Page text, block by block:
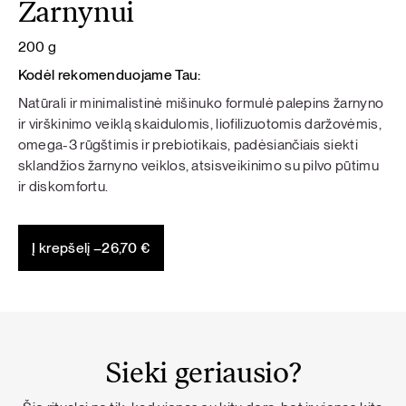
Žarnynui
200 g
Kodėl rekomenduojame Tau:
Natūrali ir minimalistinė mišinuko formulė palepins žarnyno
ir virškinimo veiklą skaidulomis, liofilizuotomis daržovėmis,
omega-3 rūgštimis ir prebiotikais, padėsiančiais siekti
sklandžios žarnyno veiklos, atsisveikinimo su pilvo pūtimu
ir diskomfortu.
Į krepšelį –26,70€
Sieki geriausio?